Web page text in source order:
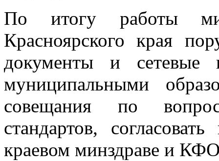
По итогу работы
Красноярского края
документы и сетевые
муниципальными
совещания по
стандартов,
краевом минздраве и